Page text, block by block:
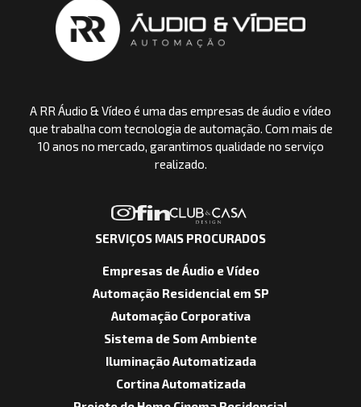
A RR Áudio & Vídeo é uma das empresas de áudio e vídeo
que trabalha com tecnologia de automação. Com mais de
10 anos no mercado, garantimos qualidade no serviço
realizado.
SERVIÇOS MAIS PROCURADOS
Empresas de Áudio e Vídeo
Automação Residencial em SP
Automação Corporativa
Sistema de Som Ambiente
Iluminação Automatizada
Cortina Automatizada